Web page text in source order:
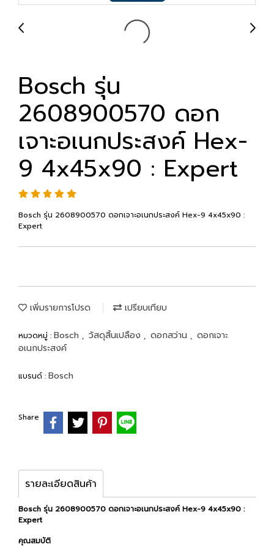
Bosch รุ่น
2608900570 ดอก
เจาะอเนกประสงค์ Hex-
9 4x45x90 : Expert
Bosch รุ่น 2608900570 ดอกเจาะอเนกประสงค์ Hex-9 4x45x90 :
Expert
เพิ่มรายการโปรด เปรียบเทียบ
หมวดหมู่ : Bosch , วัสดุสิ้นเปลือง , ดอกสว่าน , ดอกเจาะ
อเนกประสงค์
แบรนด์ : Bosch
Share
รายละเอียดสินค้า
Bosch รุ่น 2608900570 ดอกเจาะอเนกประสงค์ Hex-9 4x45x90 :
Expert
คุณสมบัติ